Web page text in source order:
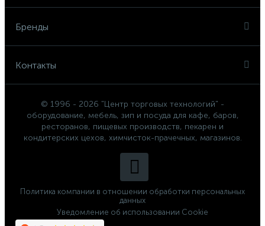
Бренды
Контакты
© 1996 - 2026 "Центр торговых технологий" -
оборудование, мебель, зип и посуда для кафе, баров,
ресторанов, пищевых производств, пекарен и
кондитерских цехов, химчисток-прачечных, магазинов.
Политика компании в отношении обработки персональных
данных
Уведомление об использовании Cookie